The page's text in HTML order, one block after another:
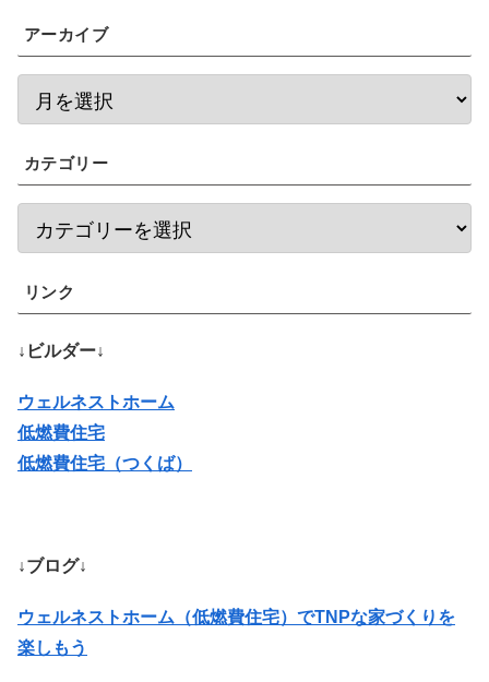
アーカイブ
カテゴリー
リンク
↓ビルダー↓
ウェルネストホーム
低燃費住宅
低燃費住宅（つくば）
↓ブログ↓
ウェルネストホーム（低燃費住宅）でTNPな家づくりを
楽しもう